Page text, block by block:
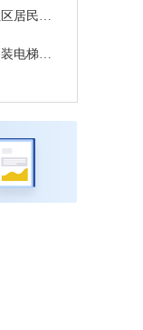
安庆市菱北办事处刘纪社区居民委员会(刘纪工业园4#厂房)10kV配电增容工程竞争性谈判公告
陶店新村小区既有住宅加装电梯项目澄清公告